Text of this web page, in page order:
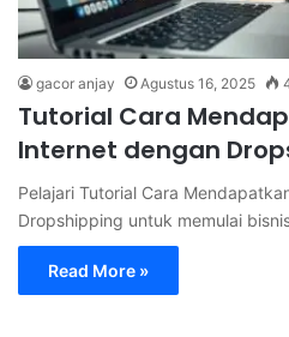
gacor anjay Agustus 16, 2025
Tutorial Cara
Internet dengan
Pelajari Tutorial Cara
Dropshipping untuk memulai
Read More »